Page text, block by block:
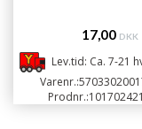
17,00 DKK
Lev.tid: Ca. 7-21
Varenr.:
Prodnr.: